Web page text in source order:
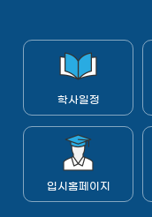
학사일정
입시홈페이지